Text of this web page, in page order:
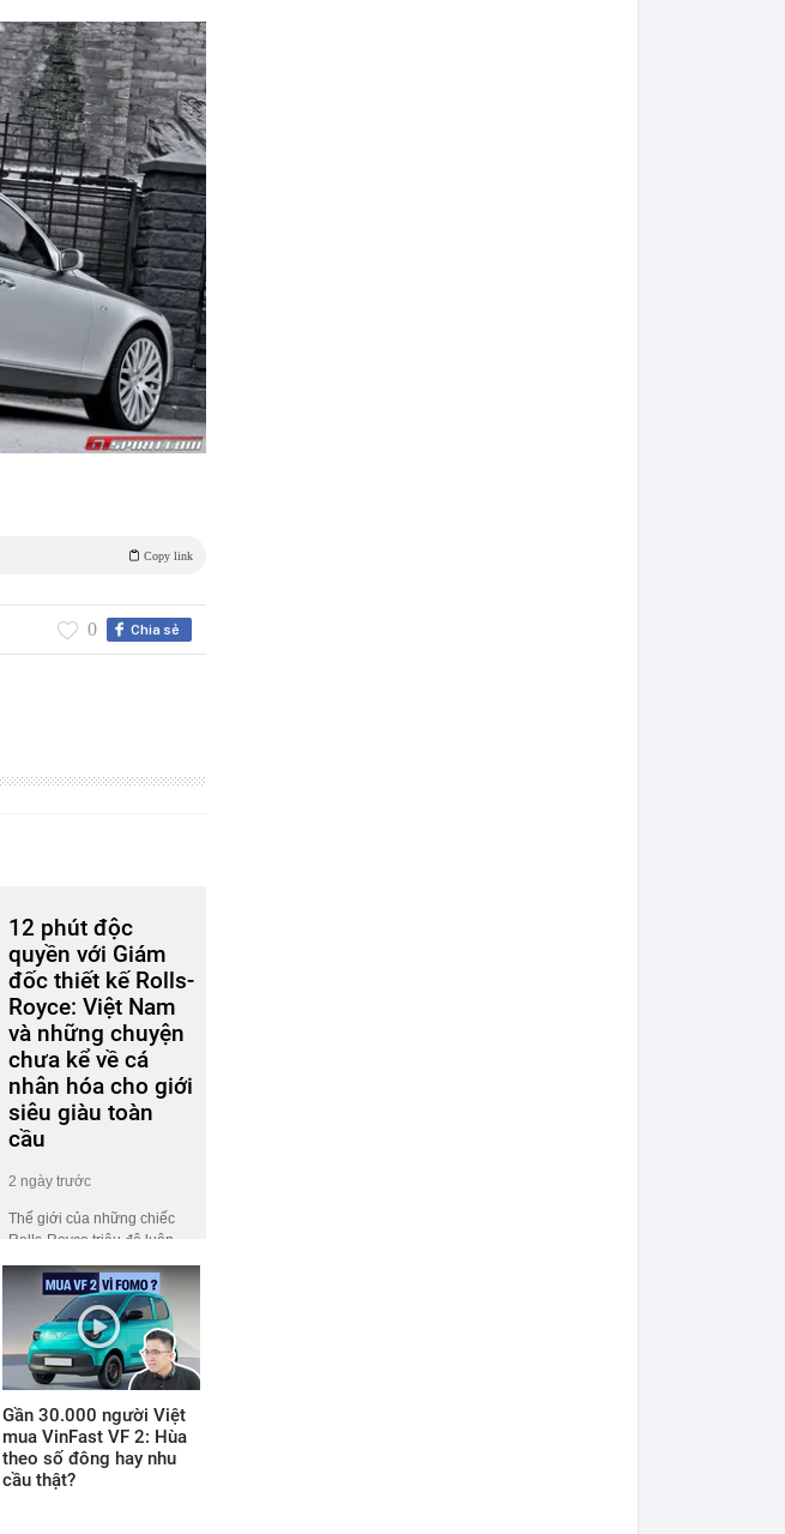
Copy link
Chia sẻ
0
12 phút độc
quyền với Giám
đốc thiết kế Rolls-
Royce: Việt Nam
và những chuyện
chưa kể về cá
nhân hóa cho giới
siêu giàu toàn
cầu
2 ngày trước
Thế giới của những chiếc
Rolls-Royce triệu đô luôn
công chúng tò mò. Ở đó, giá
trị không nằm ở những khối
động cơ gầm rú hay logo
lấp lánh, mà ẩn giấu trong
những tiêu chuẩn chế tác
khắt khe thách thức mọi giới
hạn thông thường của thế
giới vật chất.
Gần 30.000 người Việt
mua VinFast VF 2: Hùa
theo số đông hay nhu
cầu thật?